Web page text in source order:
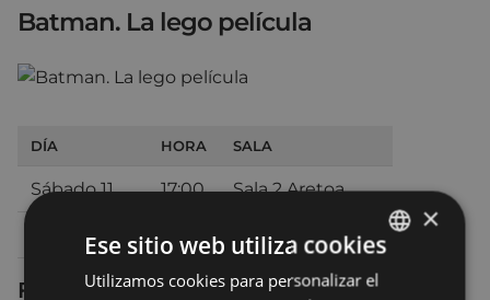
Batman. La lego película
DÍA HORA SALA
Sábado 11 17:00 Sala 2 Aretoa
Domingo 12 Teatro - Antzokia
Ficha técnica BASQUE
×
Ese sitio web utiliza cookies
Utilizamos cookies para personalizar el